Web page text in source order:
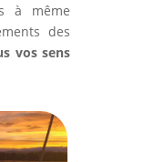
à même
des
vos sens